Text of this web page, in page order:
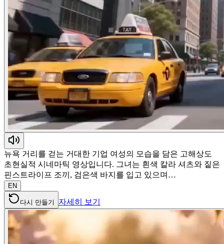
뉴욕 거리를 걷는 거대한 기업 여성의 모습을 담은 고해상도
초현실적 시네마틱 영상입니다. 그녀는 흰색 칼라 셔츠와 짙은
핀스트라이프 조끼, 검은색 바지를 입고 있으며…
EN
다시 만들기 자세히 보기